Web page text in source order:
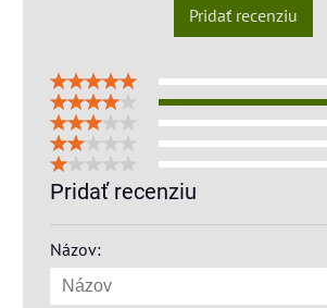
Pridať recenziu
Pridať recenziu
Názov: